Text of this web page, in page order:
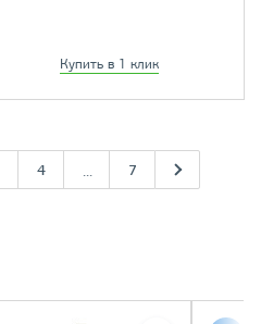
Купить в 1 клик
4 ... 7